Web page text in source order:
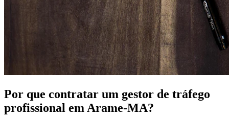
Por que contratar um gestor de tráfego
profissional em Arame-MA?